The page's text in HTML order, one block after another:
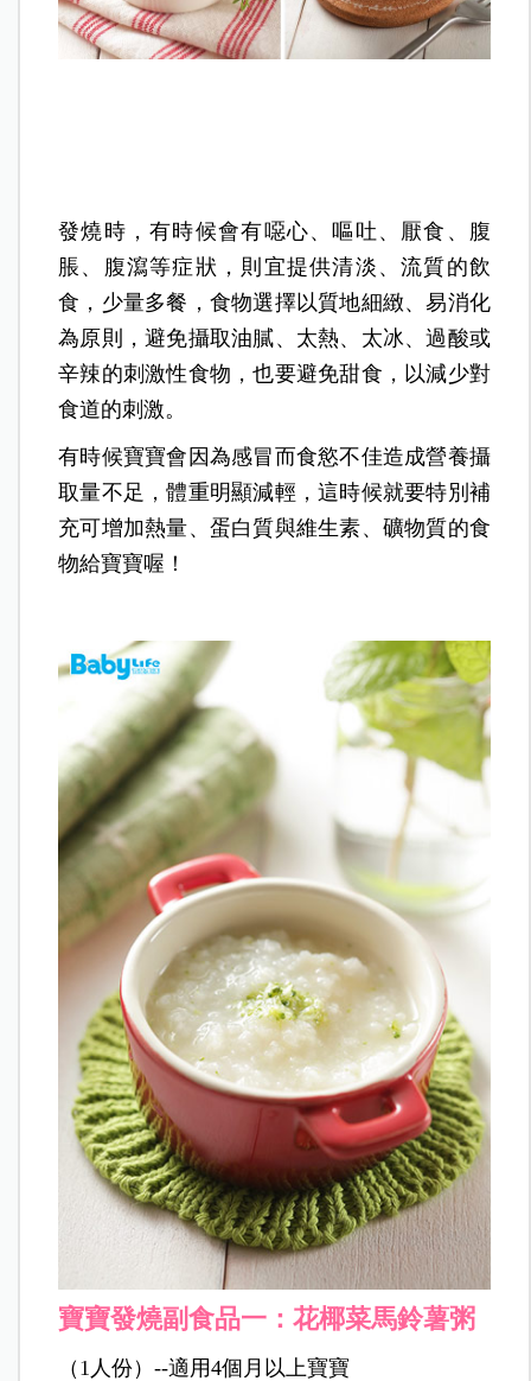
發燒時，有時候會有噁心、嘔吐、厭食、腹
脹、腹瀉等症狀，則宜提供清淡、流質的飲
食，少量多餐，食物選擇以質地細緻、易消化
為原則，避免攝取油膩、太熱、太冰、過酸或
辛辣的刺激性食物，也要避免甜食，以減少對
食道的刺激。
有時候寶寶會因為感冒而食慾不佳造成營養攝
取量不足，體重明顯減輕，這時候就要特別補
充可增加熱量、蛋白質與維生素、礦物質的食
物給寶寶喔！
寶寶發燒副食品一：花椰菜馬鈴薯粥
（1人份）--適用4個月以上寶寶